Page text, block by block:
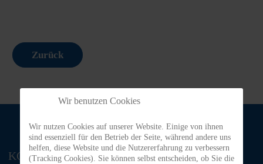
Zurück
KONTAKT
Wir benutzen Cookies
Wir nutzen Cookies auf unserer Website. Einige von ihnen
sind essenziell für den Betrieb der Seite, während andere uns
helfen, diese Website und die Nutzererfahrung zu verbessern
(Tracking Cookies). Sie können selbst entscheiden, ob Sie die